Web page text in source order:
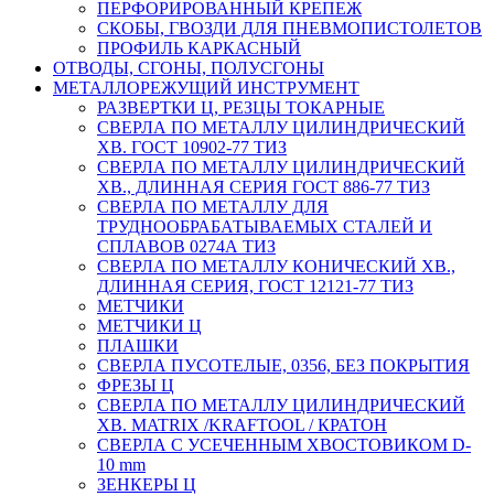
ПЕРФОРИРОВАННЫЙ КРЕПЕЖ
СКОБЫ, ГВОЗДИ ДЛЯ ПНЕВМОПИСТОЛЕТОВ
ПРОФИЛЬ КАРКАСНЫЙ
ОТВОДЫ, СГОНЫ, ПОЛУСГОНЫ
МЕТАЛЛОРЕЖУЩИЙ ИНСТРУМЕНТ
РАЗВЕРТКИ Ц, РЕЗЦЫ ТОКАРНЫЕ
СВЕРЛА ПО МЕТАЛЛУ ЦИЛИНДРИЧЕСКИЙ
ХВ. ГОСТ 10902-77 ТИЗ
СВЕРЛА ПО МЕТАЛЛУ ЦИЛИНДРИЧЕСКИЙ
ХВ., ДЛИННАЯ СЕРИЯ ГОСТ 886-77 ТИЗ
СВЕРЛА ПО МЕТАЛЛУ ДЛЯ
ТРУДНООБРАБАТЫВАЕМЫХ СТАЛЕЙ И
СПЛАВОВ 0274А ТИЗ
СВЕРЛА ПО МЕТАЛЛУ КОНИЧЕСКИЙ ХВ.,
ДЛИННАЯ СЕРИЯ, ГОСТ 12121-77 ТИЗ
МЕТЧИКИ
МЕТЧИКИ Ц
ПЛАШКИ
СВЕРЛА ПУСОТЕЛЫЕ, 0356, БЕЗ ПОКРЫТИЯ
ФРЕЗЫ Ц
СВЕРЛА ПО МЕТАЛЛУ ЦИЛИНДРИЧЕСКИЙ
ХВ. MATRIX /KRAFTOOL / КРАТОН
СВЕРЛА С УСЕЧЕННЫМ ХВОСТОВИКОМ D-
10 mm
ЗЕНКЕРЫ Ц